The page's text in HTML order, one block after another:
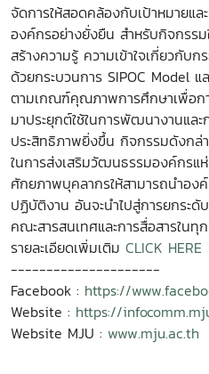
จัดการให้สอดคล้องกับเป้าหมาย
องค์กรอย่างยั่งยืน สำหรับกิจกรร
สร้างความรู้ ความเข้าใจเกี่ยวกับ
ด้วยกระบวนการ SIPOC Model แ
ตามเกณฑ์คุณภาพการศึกษาเพื่อกา
มาประยุกต์ใช้ในการพัฒนางานแล
ประสิทธิภาพยิ่งขึ้น กิจกรรมดังก
ในการส่งเสริมวัฒนธรรมองค์กรแ
ศักยภาพบุคลากรให้สามารถนำองค์
ปฏิบัติงาน อันจะนำไปสู่การยกระ
คณะสารสนเทศและการสื่อสารในทุ
รายละเอียดเพิ่มเติม CLICK HERE
---------------------
Facebook : https://
Website : https://
Website MJU : www.mju.ac.th